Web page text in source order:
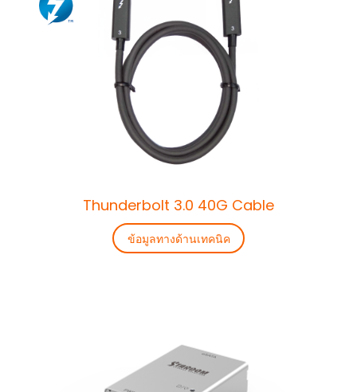
Thunderbolt 3.0 40G Cable
ข้อมูลทางด้านเทคนิค